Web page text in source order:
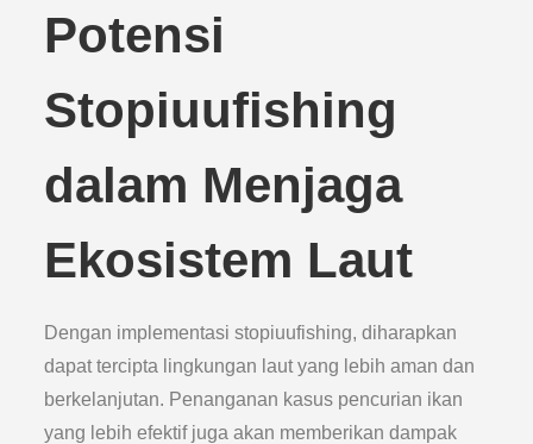
Potensi
Stopiuufishing
dalam Menjaga
Ekosistem Laut
Dengan implementasi stopiuufishing, diharapkan
dapat tercipta lingkungan laut yang lebih aman dan
berkelanjutan. Penanganan kasus pencurian ikan
yang lebih efektif juga akan memberikan dampak